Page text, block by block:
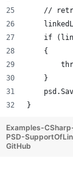
//
if
    {
    }
}
Examples-
PSD-
GitHub